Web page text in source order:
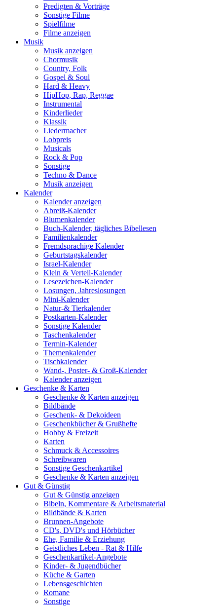
Predigten & Vorträge
Sonstige Filme
Spielfilme
Filme anzeigen
Musik
Musik anzeigen
Chormusik
Country, Folk
Gospel & Soul
Hard & Heavy
HipHop, Rap, Reggae
Instrumental
Kinderlieder
Klassik
Liedermacher
Lobpreis
Musicals
Rock & Pop
Sonstige
Techno & Dance
Musik anzeigen
Kalender
Kalender anzeigen
Abreiß-Kalender
Blumenkalender
Buch-Kalender, tägliches Bibellesen
Familienkalender
Fremdsprachige Kalender
Geburtstagskalender
Israel-Kalender
Klein & Verteil-Kalender
Lesezeichen-Kalender
Losungen, Jahreslosungen
Mini-Kalender
Natur-& Tierkalender
Postkarten-Kalender
Sonstige Kalender
Taschenkalender
Termin-Kalender
Themenkalender
Tischkalender
Wand-, Poster- & Groß-Kalender
Kalender anzeigen
Geschenke & Karten
Geschenke & Karten anzeigen
Bildbände
Geschenk- & Dekoideen
Geschenkbücher & Grußhefte
Hobby & Freizeit
Karten
Schmuck & Accessoires
Schreibwaren
Sonstige Geschenkartikel
Geschenke & Karten anzeigen
Gut & Günstig
Gut & Günstig anzeigen
Bibeln, Kommentare & Arbeitsmaterial
Bildbände & Karten
Brunnen-Angebote
CD's, DVD's und Hörbücher
Ehe, Familie & Erziehung
Geistliches Leben - Rat & Hilfe
Geschenkartikel-Angebote
Kinder- & Jugendbücher
Küche & Garten
Lebensgeschichten
Romane
Sonstige